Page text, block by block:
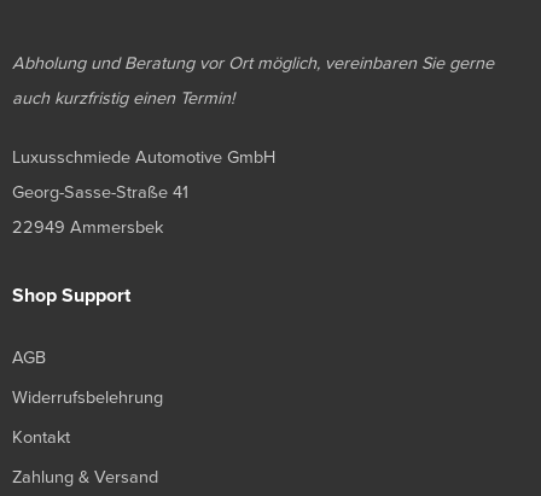
Abholung und Beratung vor Ort möglich, vereinbaren Sie gerne
auch kurzfristig einen Termin!
Luxusschmiede Automotive GmbH
Georg-Sasse-Straße 41
22949 Ammersbek
Shop Support
AGB
Widerrufsbelehrung
Kontakt
Zahlung & Versand